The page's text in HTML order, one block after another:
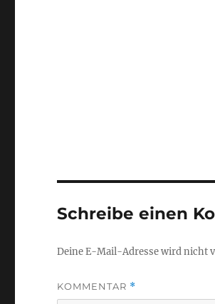
Schreibe einen
Deine E-Mail-Adresse wird nicht
KOMMENTAR *